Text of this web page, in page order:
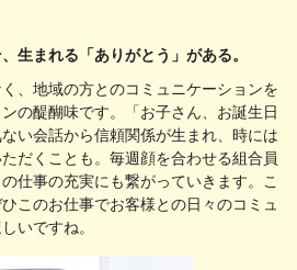
生まれる「ありがとう」がある。
、地域の方とのコミュニケーションを
の醍醐味です。「お子さん、お誕生日
い会話から信頼関係が生まれ、時には
だくことも。毎週顔を合わせる組合員
仕事の充実にも繋がっていきます。こ
このお仕事でお客様との日々のコミュ
いですね。